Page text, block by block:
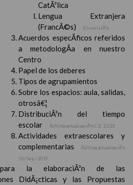
CatÃ³lica
Lengua Extranjera
(FrancÃ©s)
En revisiÃ³n
Acuerdos especÃ­ficos referidos
a metodologÃ­a en nuestro
Centro
Papel de los deberes
Tipos de agrupamientos
Sobre los espacios: aula, salidas,
otrosâ€¦
DistribuciÃ³n del tiempo
escolar
Ãšltima actualizaciÃ³n C.E. 21/22
Actividades extraescolares y
complementarias
Ãšltima actualizaciÃ³n
13 / Sep / 2019
la elaboraciÃ³n de las
DidÃ¡cticas y las Propuestas